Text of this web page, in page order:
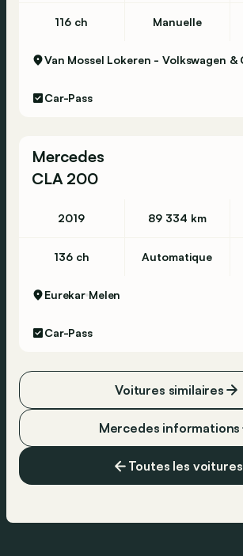
116 ch Manuelle
Car-Pass
Mercedes
CLA 200
2019 89 334 km
136 ch Automatique
Eurekar Melen
Car-Pass
Toutes les voitures
Mercedes informations
Voitures similaires